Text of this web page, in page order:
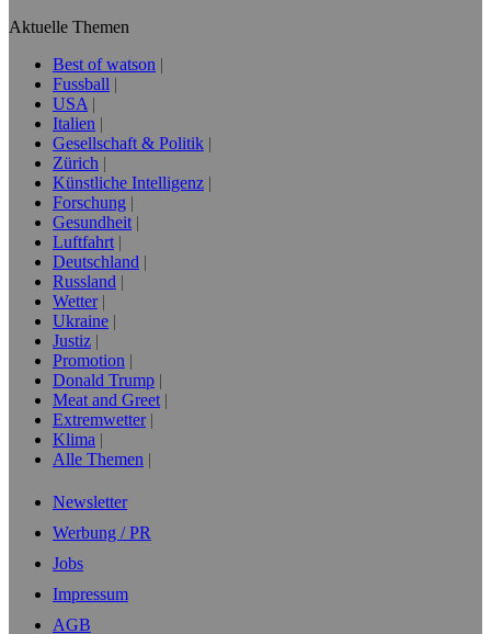
Aktuelle Themen
Best of watson
Fussball
USA
Italien
Gesellschaft & Politik
Zürich
Künstliche Intelligenz
Forschung
Gesundheit
Luftfahrt
Deutschland
Russland
Wetter
Ukraine
Justiz
Promotion
Donald Trump
Meat and Greet
Extremwetter
Klima
Alle Themen
Newsletter
Werbung / PR
Jobs
Impressum
AGB